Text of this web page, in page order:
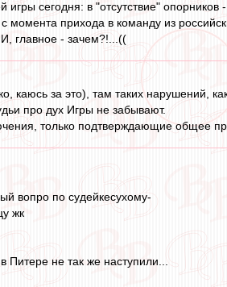
игры сегодня: в "отсутствие"
момента прихода в команду из
главное - зачем?!...((
каюсь за это), там таких нарушений,
про дух Игры не забывают.
только подтверждающие общее
вопро по судейкесухому-
жк
Питере не так же наступили...